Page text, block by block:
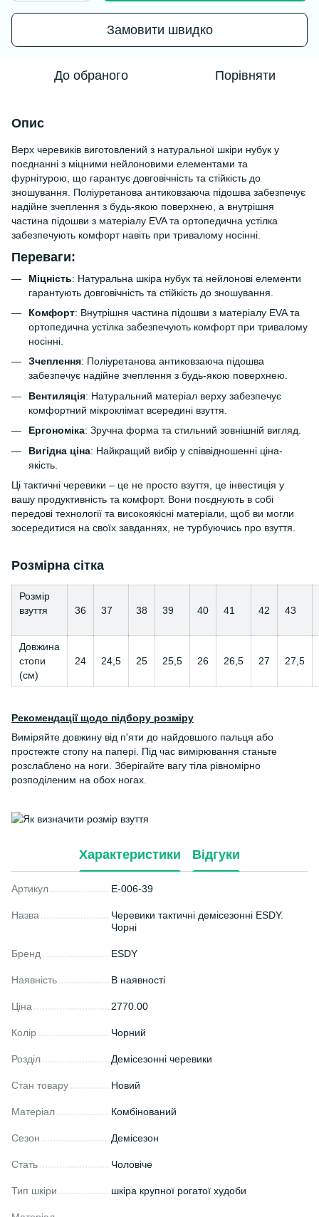
Замовити швидко
До обраного Порівняти
Опис
Верх черевиків виготовлений з натуральної шкіри нубук у
поєднанні з міцними нейлоновими елементами та
фурнітурою, що гарантує довговічність та стійкість до
зношування. Поліуретанова антиковзаюча підошва забезпечує
надійне зчеплення з будь-якою поверхнею, а внутрішня
частина підошви з матеріалу EVA та ортопедична устілка
забезпечують комфорт навіть при тривалому носінні.
Переваги:
Міцність: Натуральна шкіра нубук та нейлонові елементи
гарантують довговічність та стійкість до зношування.
Комфорт: Внутрішня частина підошви з матеріалу EVA та
ортопедична устілка забезпечують комфорт при тривалому
носінні.
Зчеплення: Поліуретанова антиковзаюча підошва
забезпечує надійне зчеплення з будь-якою поверхнею.
Вентиляція: Натуральний матеріал верху забезпечує
комфортний мікроклімат всередині взуття.
Ергономіка: Зручна форма та стильний зовнішній вигляд.
Вигідна ціна: Найкращий вибір у співвідношенні ціна-
якість.
Ці тактичні черевики – це не просто взуття, це інвестиція у
вашу продуктивність та комфорт. Вони поєднують в собі
передові технології та високоякісні матеріали, щоб ви могли
зосередитися на своїх завданнях, не турбуючись про взуття.
Розмірна сітка
Розмір
взуття
36 37 38 39 40 41 42 43
Довжина
стопи
(см)
24 24,5 25 25,5 26 26,5 27 27,5
Рекомендації щодо підбору розміру
Виміряйте довжину від п'яти до найдовшого пальця або
простежте стопу на папері. Під час вимірювання станьте
розслаблено на ноги. Зберігайте вагу тіла рівномірно
розподіленим на обох ногах.
Характеристики Відгуки
Артикул E-006-39
Назва
Черевики тактичні демісезонні ESDY.
Чорні
Бренд ESDY
Наявність В наявності
Ціна 2770.00
Колір Чорний
Розділ Демісезонні черевики
Стан товару Новий
Матеріал Комбінований
Сезон Демісезон
Стать Чоловіче
Тип шкіри шкіра крупної рогатої худоби